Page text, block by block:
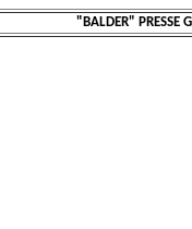
"BALDER"